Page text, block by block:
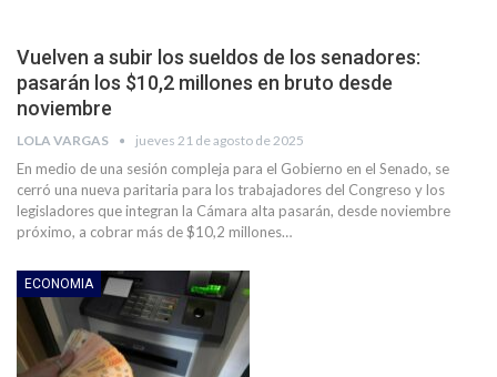
Vuelven a subir los sueldos de los senadores:
pasarán los $10,2 millones en bruto desde
noviembre
LOLA VARGAS jueves 21 de agosto de 2025
En medio de una sesión compleja para el Gobierno en el Senado, se
cerró una nueva paritaria para los trabajadores del Congreso y los
legisladores que integran la Cámara alta pasarán, desde noviembre
próximo, a cobrar más de $10,2 millones…
ECONOMIA